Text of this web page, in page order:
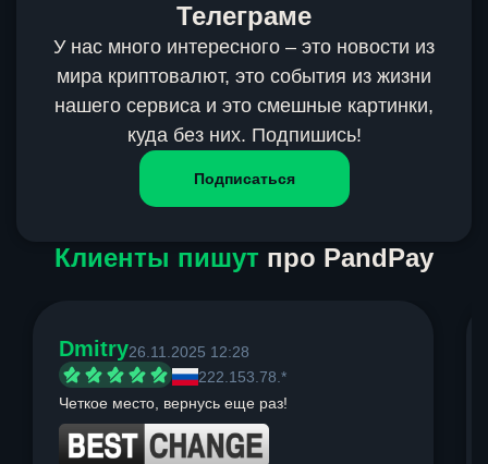
Телеграме
У нас много интересного – это новости из
мира криптовалют, это события из жизни
нашего сервиса и это смешные картинки,
куда без них. Подпишись!
Подписаться
Клиенты пишут про PandPay
Dmitry26.11.2025 12:28
222.153.78.*
Четкое место, вернусь еще раз!